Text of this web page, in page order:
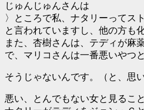
じゅんじゅんさんは
〉ところで私、ナタリーってス
と言われていますし、他の方も
また、杏樹さんは、テディが麻
で、マリコさんは一番悪いやつと
そうじゃないんです。（と、思
悪い、とんでもない女と見るこ